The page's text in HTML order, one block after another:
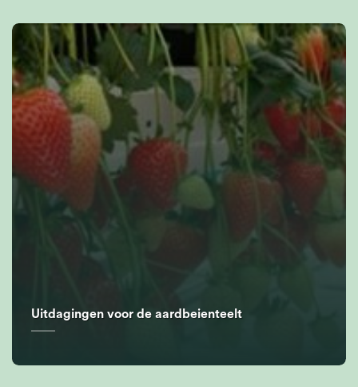
Uitdagingen voor de aardbeienteelt